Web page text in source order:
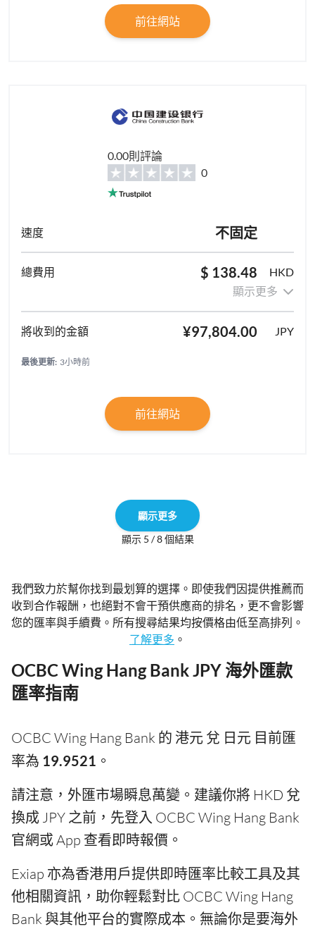
前往網站
0.00則評論
0
不固定
$ 138.48
HKD
顯示更多
¥97,804.00 JPY
最後更新: 3小時前
前往網站
顯示更多
顯示 5 / 8 個結果
我們致力於幫你找到最划算的選擇。即使我們因提供推薦而
收到合作報酬，也絕對不會干預供應商的排名，更不會影響
您的匯率與手續費。所有搜尋結果均按價格由低至高排列。
了解更多 。
OCBC Wing Hang Bank JPY 海外匯款
匯率指南
OCBC Wing Hang Bank 的 港元 兌 日元 目前匯
率為 19.9521 。
請注意，外匯市場瞬息萬變。建議你將 HKD 兌
換成 JPY 之前，先登入 OCBC Wing Hang Bank
官網或 App 查看即時報價。
Exiap 亦為香港用戶提供即時匯率比較工具及其
他相關資訊，助你輕鬆對比 OCBC Wing Hang
Bank 與其他平台的實際成本。無論你是要海外